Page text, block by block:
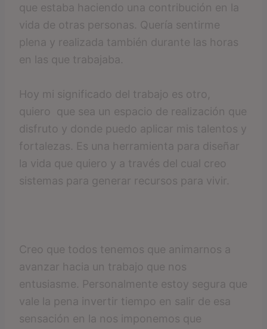
que estaba haciendo una contribución en la
vida de otras personas. Quería sentirme
plena y realizada también durante las horas
en las que trabajaba.
Hoy mi significado del trabajo es otro,
quiero que sea un espacio de realización que
disfruto y donde puedo aplicar mis talentos y
fortalezas. Es una herramienta para diseñar
la vida que quiero y a través del cual creo
sistemas para generar recursos para vivir.
Creo que todos tenemos que animarnos a
avanzar hacia un trabajo que nos
entusiasme. Personalmente estoy segura que
vale la pena invertir tiempo en salir de esa
sensación en la nos imponemos que